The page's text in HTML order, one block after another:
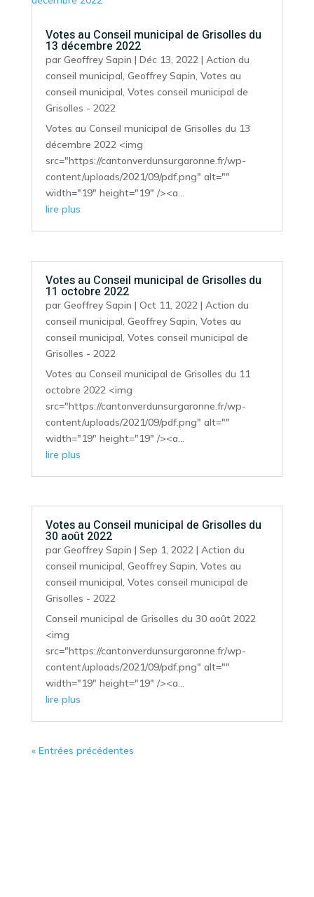
Votes au Conseil municipal de Grisolles du
13 décembre 2022
par Geoffrey Sapin | Déc 13, 2022| Action du
conseil municipal, Geoffrey Sapin, Votes au
conseil municipal, Votes conseil municipal de
Grisolles - 2022
Votes au Conseil municipal de Grisolles du 13
décembre 2022 <img
src="https://cantonverdunsurgaronne.fr/wp-
content/uploads/2021/09/pdf.png" alt=""
width="19" height="19" /><a...
lire plus
Votes au Conseil municipal de Grisolles du
11 octobre 2022
par Geoffrey Sapin | Oct 11, 2022| Action du
conseil municipal, Geoffrey Sapin, Votes au
conseil municipal, Votes conseil municipal de
Grisolles - 2022
Votes au Conseil municipal de Grisolles du 11
octobre 2022 <img
src="https://cantonverdunsurgaronne.fr/wp-
content/uploads/2021/09/pdf.png" alt=""
width="19" height="19" /><a...
lire plus
Votes au Conseil municipal de Grisolles du
30 août 2022
par Geoffrey Sapin | Sep 1, 2022| Action du
conseil municipal, Geoffrey Sapin, Votes au
conseil municipal, Votes conseil municipal de
Grisolles - 2022
Conseil municipal de Grisolles du 30 août 2022
<img
src="https://cantonverdunsurgaronne.fr/wp-
content/uploads/2021/09/pdf.png" alt=""
width="19" height="19" /><a...
lire plus
« Entrées précédentes